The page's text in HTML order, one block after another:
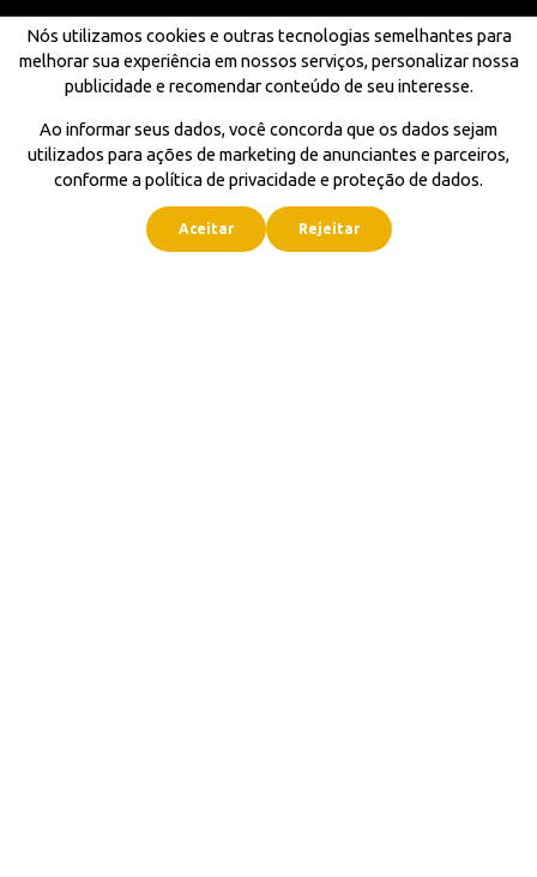
Nós utilizamos cookies e outras tecnologias semelhantes para
melhorar sua experiência em nossos serviços, personalizar nossa
publicidade e recomendar conteúdo de seu interesse.
Ao informar seus dados, você concorda que os dados sejam
utilizados para ações de marketing de anunciantes e parceiros,
conforme a política de privacidade e proteção de dados.
Aceitar Rejeitar